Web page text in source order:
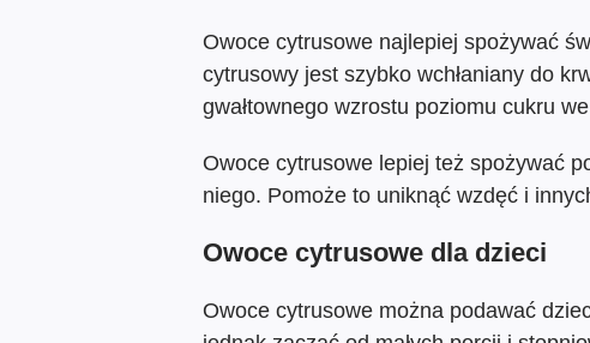
Owoce cytrusowe najlepiej spożywać
cytrusowy jest szybko wchłaniany do
gwałtownego wzrostu poziomu cukru
Owoce cytrusowe lepiej też spożywać
niego. Pomoże to uniknąć wzdęć i
Owoce cytrusowe dla dzieci
Owoce cytrusowe można podawać